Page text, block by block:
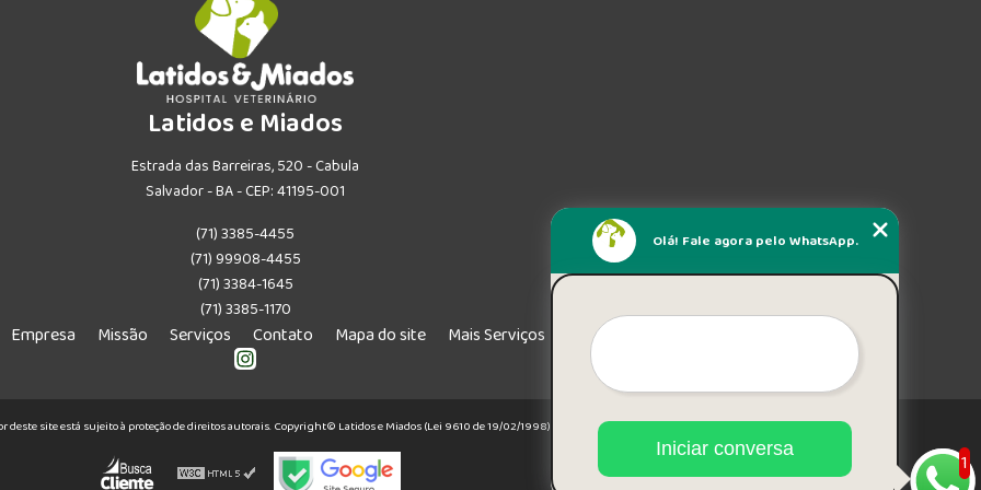
Latidos e Miados
Estrada das Barreiras, 520 - Cabula
Salvador - BA - CEP: 41195-001
(71) 3385-4455
(71) 99908-4455
(71) 3384-1645
(71) 3385-1170
Empresa Missão Serviços Contato Mapa do site Mais Serviços
deste site está sujeito à proteção de direitos autorais. Copyright© Latidos e Miados (Lei 9610 de 19/02/1998)
1
Olá! Fale agora pelo WhatsApp.
Iniciar conversa